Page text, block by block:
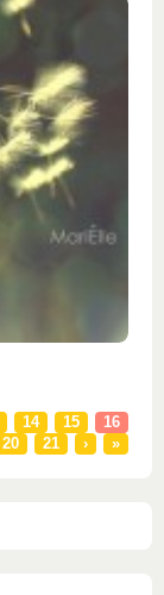
14 15
16
20 21 › »